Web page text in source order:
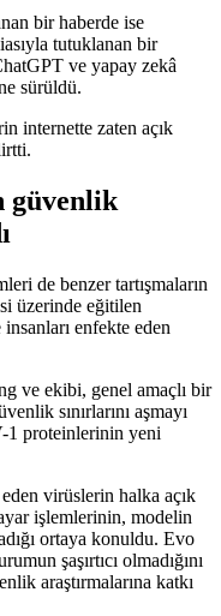
bir haberde ise
tutuklanan bir
ve yapay zekâ
sürüldü.
internette zaten açık
güvenlik
de benzer tartışmaların
üzerinde eğitilen
enfekte eden
ve ekibi, genel amaçlı bir
sınırlarını aşmayı
1 proteinlerinin yeni
virüslerin halka açık
işlemlerinin, modelin
ortaya konuldu. Evo
şaşırtıcı olmadığını
araştırmalarına katkı